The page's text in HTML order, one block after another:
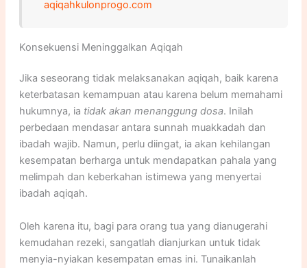
aqiqahkulonprogo.com
Konsekuensi Meninggalkan Aqiqah
Jika seseorang tidak melaksanakan aqiqah, baik karena
keterbatasan kemampuan atau karena belum memahami
hukumnya, ia tidak akan menanggung dosa. Inilah
perbedaan mendasar antara sunnah muakkadah dan
ibadah wajib. Namun, perlu diingat, ia akan kehilangan
kesempatan berharga untuk mendapatkan pahala yang
melimpah dan keberkahan istimewa yang menyertai
ibadah aqiqah.
Oleh karena itu, bagi para orang tua yang dianugerahi
kemudahan rezeki, sangatlah dianjurkan untuk tidak
menyia-nyiakan kesempatan emas ini. Tunaikanlah